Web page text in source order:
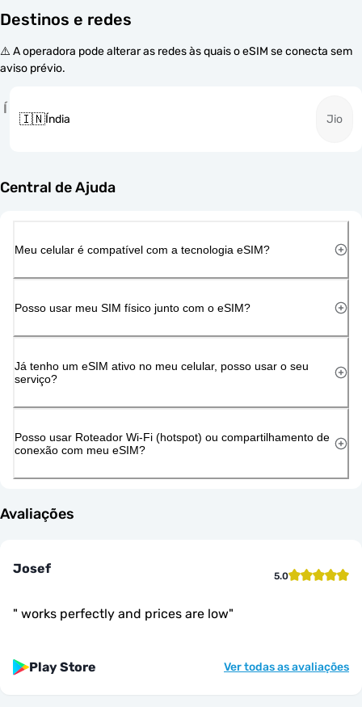
Destinos e redes
⚠️ A operadora pode alterar as redes às quais o eSIM se conecta sem
aviso prévio.
Í
🇮🇳Índia Jio
Central de Ajuda
Meu celular é compatível com a tecnologia eSIM?
Posso usar meu SIM físico junto com o eSIM?
Já tenho um eSIM ativo no meu celular, posso usar o seu
serviço?
Posso usar Roteador Wi-Fi (hotspot) ou compartilhamento de
conexão com meu eSIM?
Avaliações
Josef 5.0
" works perfectly and prices are low"
Play Store Ver todas as avaliações